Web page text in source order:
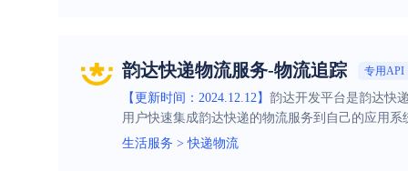
韵达快递物流服务-物流追踪 专用API
【更新时间：2024.12.12】 韵达开发平台是韵达快
用户快速集成韵达快递的物流服务到自己的应用
生活服务 >快递物流